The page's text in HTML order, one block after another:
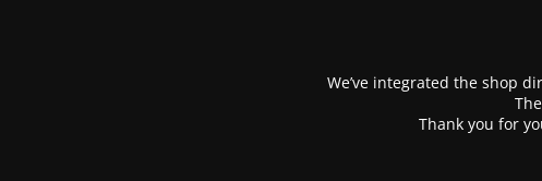
We’ve integrated the shop
Thank you for